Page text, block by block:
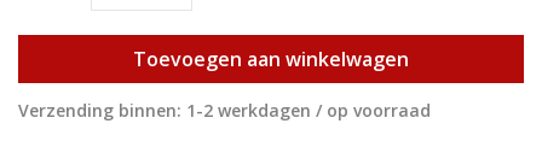
Toevoegen aan winkelwagen
Verzending binnen: 1-2 werkdagen / op voorraad